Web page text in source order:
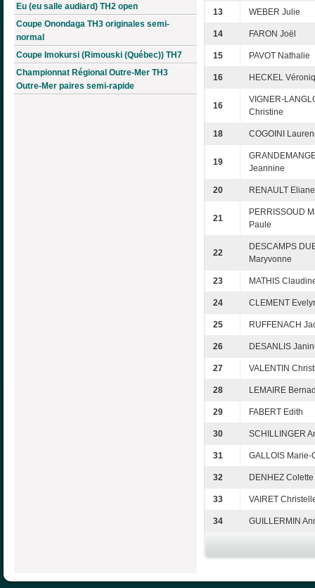
Eu (eu salle audiard) TH2 open
Coupe Onondaga TH3 originales semi-
normal
Coupe Imokursi (Rimouski (Québec)) TH7
Championnat Régional Outre-Mer TH3
Outre-Mer paires semi-rapide
13 WEBER Julie
14 FARON Joël
15 PAVOT Nathalie
16 HECKEL
16
VIGNER-
Christine
18 COGOINI
19
Jeannine
20 RENAULT Eliane
21
PERRISSOUD
Paule
22
DESCAMPS
Maryvonne
23 MATHIS
24 CLEMENT
25 RUFFENACH
26 DESANLIS
27 VALENTIN
28 LEMAIRE
29 FABERT Edith
30 SCHILLINGER
31 GALLOIS Marie-
32 DENHEZ Colette
33 VAIRET
34 GUILLERMIN